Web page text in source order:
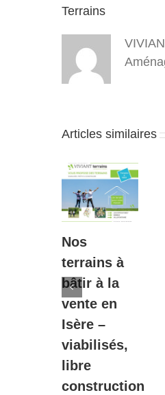
Terrains
Articles similaires
Nos
terrains à
bâtir à la
vente en
Isère –
viabilisés,
libre
construction